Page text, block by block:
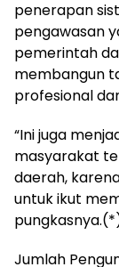
penerapan
pengawasan
pemerintah
membangun
profesional
“Ini juga
masyarakat
daerah,
untuk ikut
Jumlah